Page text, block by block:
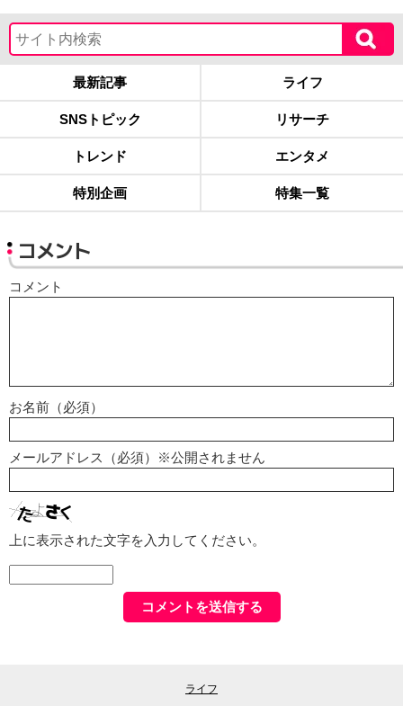
最新記事 ライフ
SNSトピック リサーチ
トレンド エンタメ
特別企画 特集一覧
コメント
コメント
お名前（必須）
メールアドレス（必須）※公開されません
上に表示された文字を入力してください。
ライフ